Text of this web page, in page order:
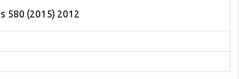
580 (2015) 2012